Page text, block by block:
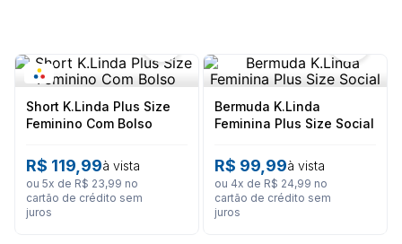
Short K.Linda Plus Size
Feminino Com Bolso
R$ 119 99à vista
ou 5x de R$ 23,99 no
cartão de crédito sem
juros
Bermuda K.Linda
Feminina Plus Size Social
R$ 99 99à vista
ou 4x de R$ 24,99 no
cartão de crédito sem
juros